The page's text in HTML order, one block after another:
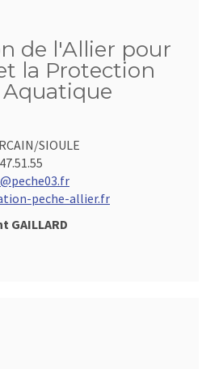
de l'Allier pour
la Protection
SIOULE
peche-allier.fr
GAILLARD